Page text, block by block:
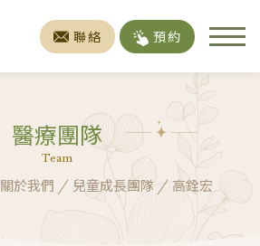
聯絡 預約
醫療團隊
Team
關於我們 兒童成長團隊 高銓宏